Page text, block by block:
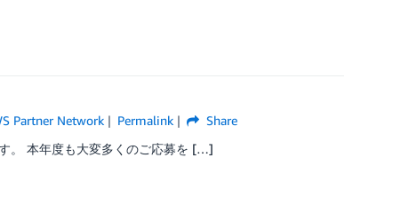
Partner Network Permalink
Share
。 本年度も大変多くのご応募を […]